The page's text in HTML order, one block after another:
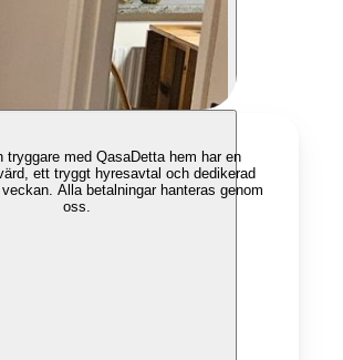
tryggare med QasaDetta hem har en
ett tryggt hyresavtal och dedikerad
Alla betalningar hanteras genom
oss.